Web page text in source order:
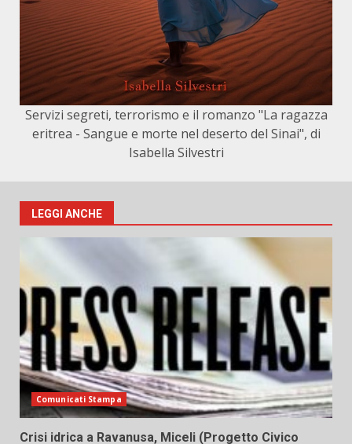
Servizi segreti, terrorismo e il romanzo "La ragazza
eritrea - Sangue e morte nel deserto del Sinai", di
Isabella Silvestri
LEGGI ANCHE
Comunicati Stampa
Crisi idrica a Ravanusa, Miceli (Progetto Civico